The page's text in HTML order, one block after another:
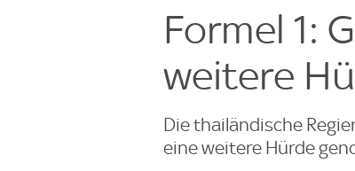
Formel 1:
weitere
Die thailändische
eine weitere Hürde